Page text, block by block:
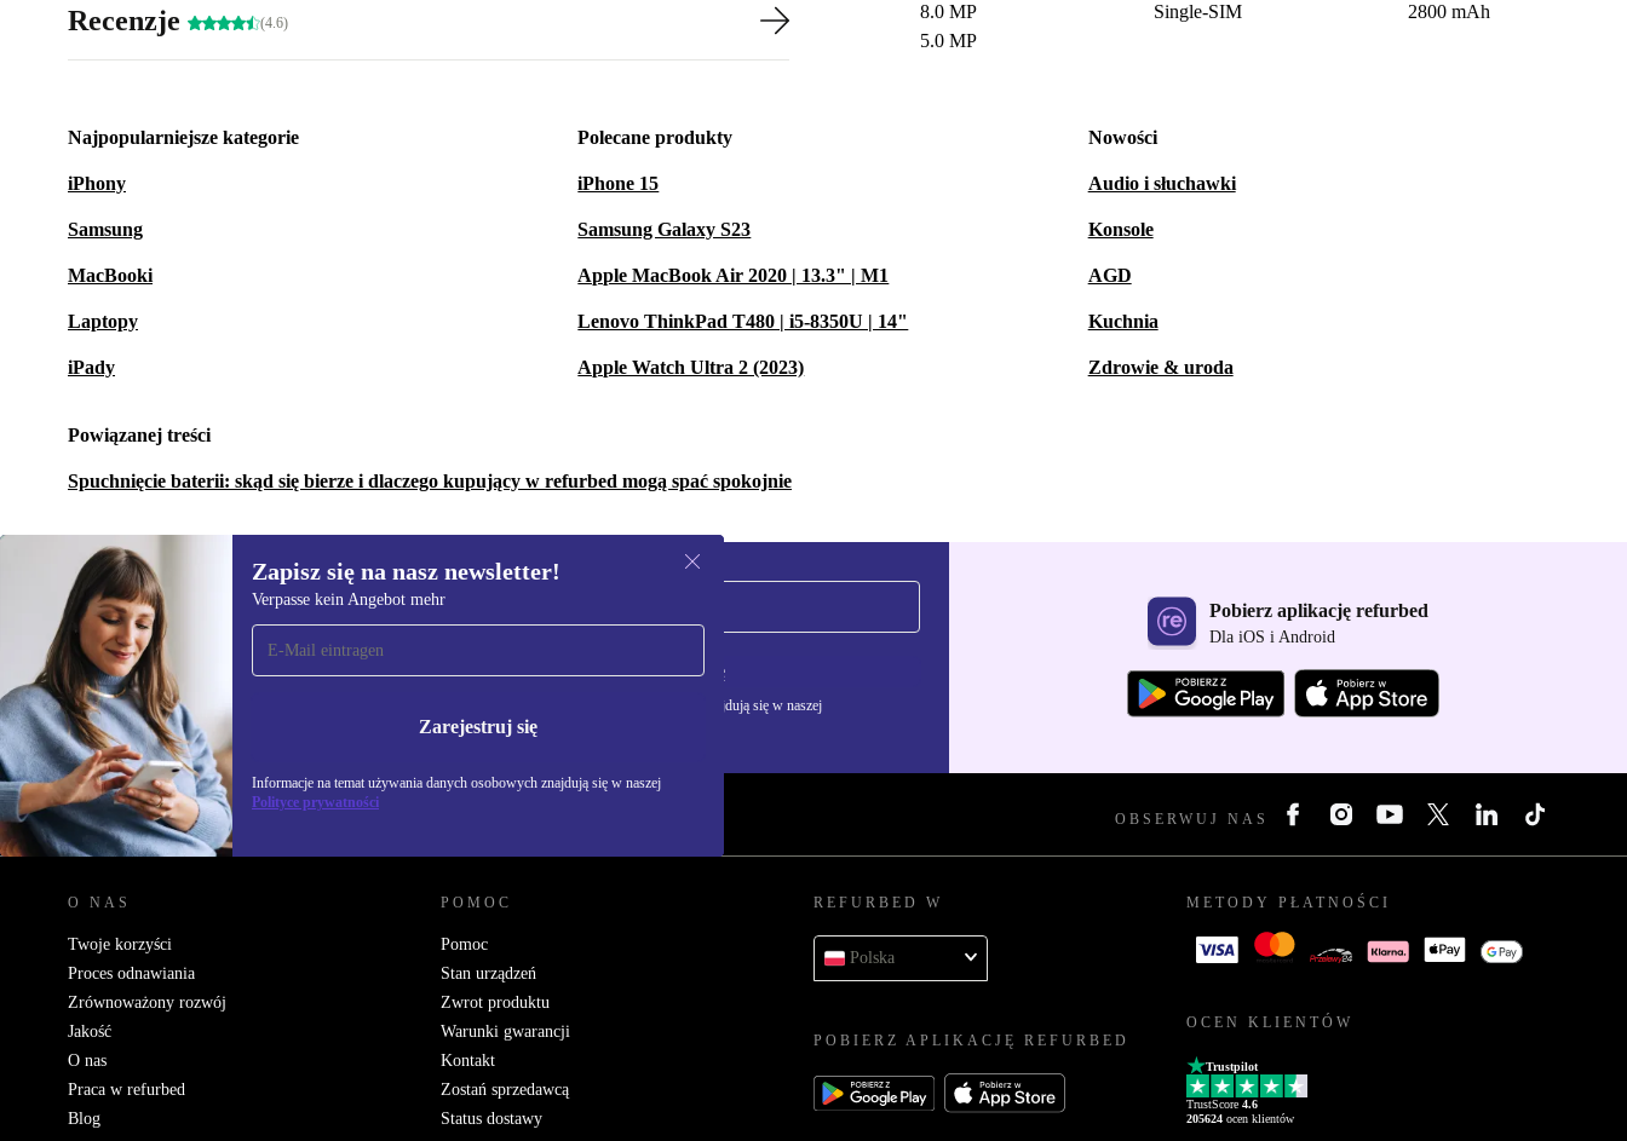
8.0 MP
5.0 MP
Single-SIM
2800 mAh
Recenzje (4.6)
Najpopularniejsze kategorie
iPhony
Samsung
MacBooki
Laptopy
iPady
Polecane produkty
iPhone 15
Samsung Galaxy S23
Apple MacBook Air 2020 | 13.3" | M1
Lenovo ThinkPad T480 | i5-8350U | 14"
Apple Watch Ultra 2 (2023)
Nowości
Audio i słuchawki
Konsole
AGD
Kuchnia
Zdrowie & uroda
Powiązanej treści
Spuchnięcie baterii: skąd się bierze i dlaczego kupujący w refurbed mogą spać spokojnie
Zapisz się na nasz newsletter!
Verpasse kein Angebot mehr
Zarejestruj się
Informacje na temat używania danych osobowych znajdują się w naszej
Polityce prywatności
Zapisz się na nasz
newsletter!
Nie przegap żadnej oferty.
Zarejestruj się
Informacje na temat używania danych osobowych znajdują się w naszej
Polityce prywatności
Pobierz aplikację refurbed
Dla iOS i Android
REFURBED POLSKA - RETHINK NEW. OBSERWUJ NAS
O NAS
Twoje korzyści
Proces odnawiania
Zrównoważony rozwój
Jakość
O nas
Praca w refurbed
Blog
POMOC
Pomoc
Stan urządzeń
Zwrot produktu
Warunki gwarancji
Kontakt
Zostań sprzedawcą
Status dostawy
REFURBED W
Polska
POBIERZ APLIKACJĘ REFURBED
METODY PŁATNOŚCI
OCEN KLIENTÓW
Trustpilot
TrustScore 4.6
205624 ocen klientów